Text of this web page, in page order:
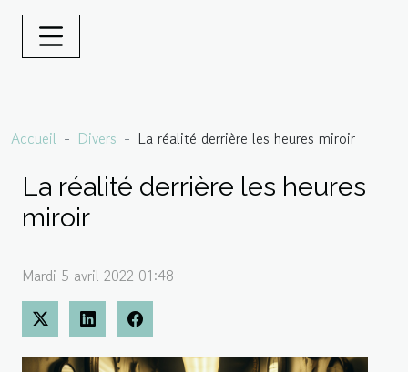
Accueil Divers La réalité derrière les heures miroir
La réalité derrière les heures
miroir
Mardi 5 avril 2022 01:48